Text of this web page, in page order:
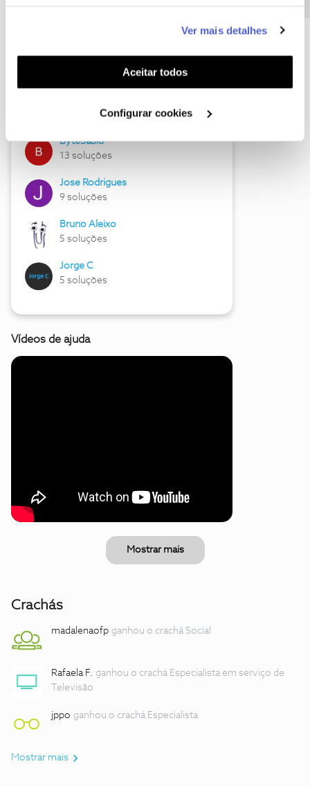
funcionalidades (cookies de personalização e
funcionalidade) e adaptar anúncios aos seus interesses
(cookies de publicidade personalizada). Pode gerir a
utilização dos cookies clicando em "Configurar
Ver mais detalhes
Aceitar todos
Configurar cookies
Hall of Fame de julho
17 soluções
ByteSábio
13 soluções
Jose Rodrigues
9 soluções
Bruno Aleixo
5 soluções
Jorge C
5 soluções
Vídeos de ajuda
Mostrar mais
Crachás
madalenaofp ganhou o crachá Social
Rafaela F. ganhou o crachá Especialista em serviço de
Televisão
jppo ganhou o crachá Especialista
Mostrar mais